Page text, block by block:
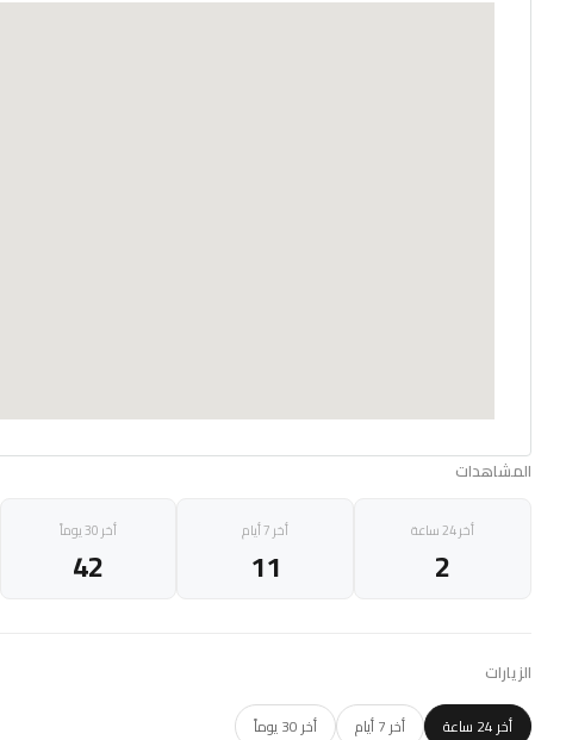
المشاهدات
أخر 24 ساعة
2
أخر 7 أيام
11
أخر 30 يوماً
42
الزيارات
أخر 24 ساعة أخر 7 أيام أخر 30 يوماً